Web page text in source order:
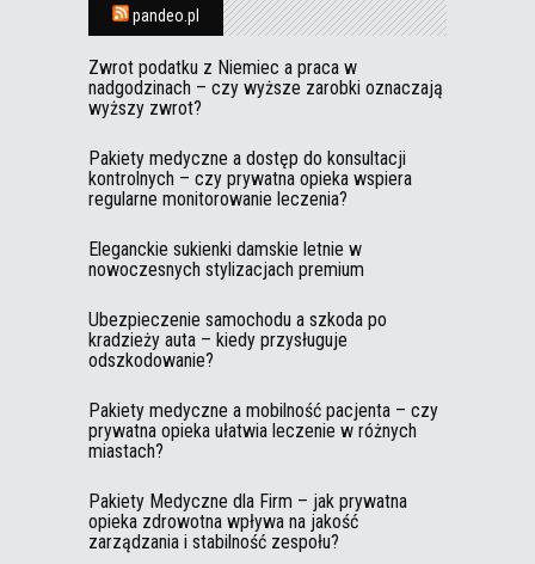
pandeo.pl
Zwrot podatku z Niemiec a praca w
nadgodzinach – czy wyższe zarobki oznaczają
wyższy zwrot?
Pakiety medyczne a dostęp do konsultacji
kontrolnych – czy prywatna opieka wspiera
regularne monitorowanie leczenia?
Eleganckie sukienki damskie letnie w
nowoczesnych stylizacjach premium
Ubezpieczenie samochodu a szkoda po
kradzieży auta – kiedy przysługuje
odszkodowanie?
Pakiety medyczne a mobilność pacjenta – czy
prywatna opieka ułatwia leczenie w różnych
miastach?
Pakiety Medyczne dla Firm – jak prywatna
opieka zdrowotna wpływa na jakość
zarządzania i stabilność zespołu?